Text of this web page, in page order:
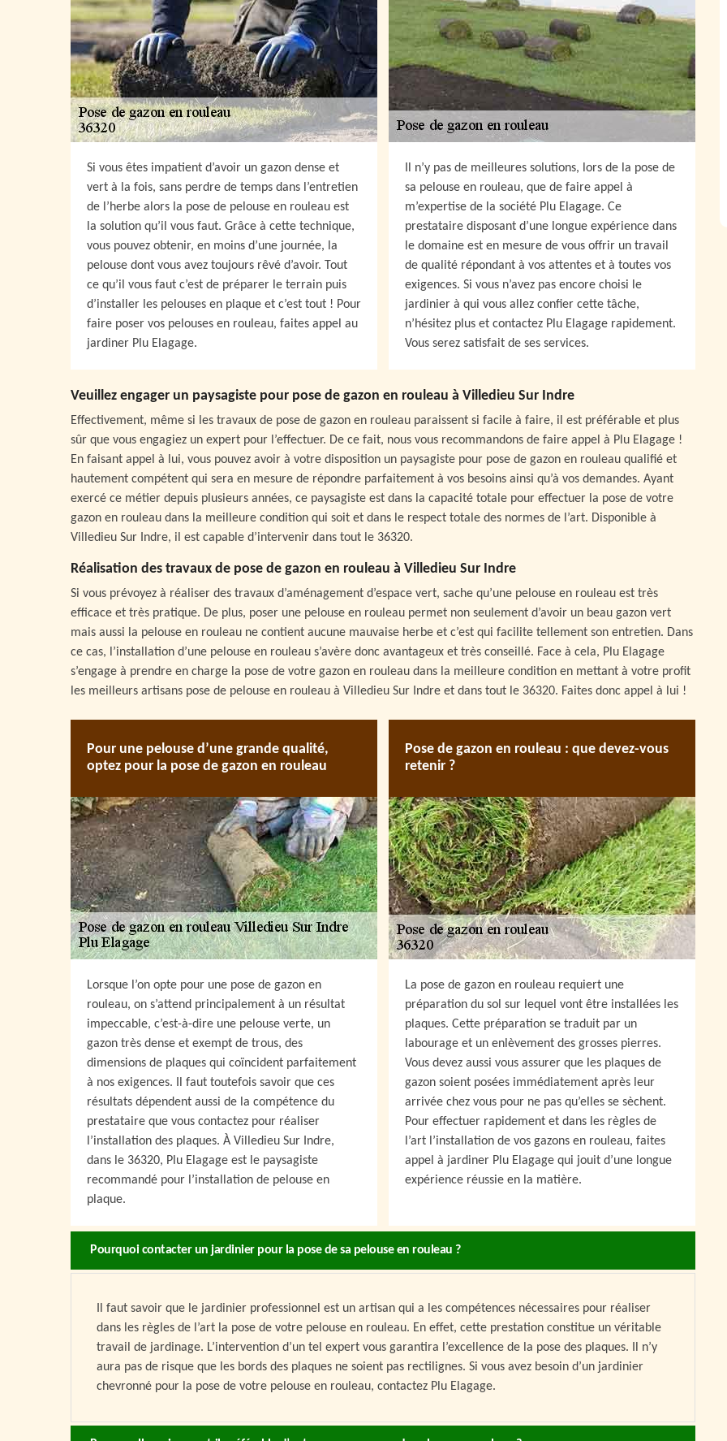
Si vous êtes impatient d’avoir un gazon dense et
vert à la fois, sans perdre de temps dans l’entretien
de l’herbe alors la pose de pelouse en rouleau est
la solution qu’il vous faut. Grâce à cette technique,
vous pouvez obtenir, en moins d’une journée, la
pelouse dont vous avez toujours rêvé d’avoir. Tout
ce qu’il vous faut c’est de préparer le terrain puis
d’installer les pelouses en plaque et c’est tout ! Pour
faire poser vos pelouses en rouleau, faites appel au
jardiner Plu Elagage.
Il n’y pas de meilleures solutions, lors de la pose de
sa pelouse en rouleau, que de faire appel à
m’expertise de la société Plu Elagage. Ce
prestataire disposant d’une longue expérience dans
le domaine est en mesure de vous offrir un travail
de qualité répondant à vos attentes et à toutes vos
exigences. Si vous n’avez pas encore choisi le
jardinier à qui vous allez confier cette tâche,
n’hésitez plus et contactez Plu Elagage rapidement.
Vous serez satisfait de ses services.
Veuillez engager un paysagiste pour pose de gazon en rouleau à Villedieu Sur Indre
Effectivement, même si les travaux de pose de gazon en rouleau paraissent si facile à faire, il est préférable et plus
sûr que vous engagiez un expert pour l’effectuer. De ce fait, nous vous recommandons de faire appel à Plu Elagage !
En faisant appel à lui, vous pouvez avoir à votre disposition un paysagiste pour pose de gazon en rouleau qualifié et
hautement compétent qui sera en mesure de répondre parfaitement à vos besoins ainsi qu’à vos demandes. Ayant
exercé ce métier depuis plusieurs années, ce paysagiste est dans la capacité totale pour effectuer la pose de votre
gazon en rouleau dans la meilleure condition qui soit et dans le respect totale des normes de l’art. Disponible à
Villedieu Sur Indre, il est capable d’intervenir dans tout le 36320.
Réalisation des travaux de pose de gazon en rouleau à Villedieu Sur Indre
Si vous prévoyez à réaliser des travaux d’aménagement d’espace vert, sache qu’une pelouse en rouleau est très
efficace et très pratique. De plus, poser une pelouse en rouleau permet non seulement d’avoir un beau gazon vert
mais aussi la pelouse en rouleau ne contient aucune mauvaise herbe et c’est qui facilite tellement son entretien. Dans
ce cas, l’installation d’une pelouse en rouleau s’avère donc avantageux et très conseillé. Face à cela, Plu Elagage
s’engage à prendre en charge la pose de votre gazon en rouleau dans la meilleure condition en mettant à votre profit
les meilleurs artisans pose de pelouse en rouleau à Villedieu Sur Indre et dans tout le 36320. Faites donc appel à lui !
Pour une pelouse d’une grande qualité,
optez pour la pose de gazon en rouleau
Lorsque l’on opte pour une pose de gazon en
rouleau, on s’attend principalement à un résultat
impeccable, c’est-à-dire une pelouse verte, un
gazon très dense et exempt de trous, des
dimensions de plaques qui coïncident parfaitement
à nos exigences. Il faut toutefois savoir que ces
résultats dépendent aussi de la compétence du
prestataire que vous contactez pour réaliser
l’installation des plaques. À Villedieu Sur Indre,
dans le 36320, Plu Elagage est le paysagiste
recommandé pour l’installation de pelouse en
plaque.
Pose de gazon en rouleau : que devez-vous
retenir ?
La pose de gazon en rouleau requiert une
préparation du sol sur lequel vont être installées les
plaques. Cette préparation se traduit par un
labourage et un enlèvement des grosses pierres.
Vous devez aussi vous assurer que les plaques de
gazon soient posées immédiatement après leur
arrivée chez vous pour ne pas qu’elles se sèchent.
Pour effectuer rapidement et dans les règles de
l’art l’installation de vos gazons en rouleau, faites
appel à jardiner Plu Elagage qui jouit d’une longue
expérience réussie en la matière.
Pourquoi contacter un jardinier pour la pose de sa pelouse en rouleau ?
Il faut savoir que le jardinier professionnel est un artisan qui a les compétences nécessaires pour réaliser
dans les règles de l’art la pose de votre pelouse en rouleau. En effet, cette prestation constitue un véritable
travail de jardinage. L’intervention d’un tel expert vous garantira l’excellence de la pose des plaques. Il n’y
aura pas de risque que les bords des plaques ne soient pas rectilignes. Si vous avez besoin d’un jardinier
chevronné pour la pose de votre pelouse en rouleau, contactez Plu Elagage.